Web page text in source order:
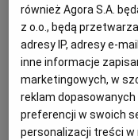
AGD CANDY KUCHNIA
również Agora S.A.
z o.o., będą
adresy IP, adresy e-
inne informacje
marketingowych, w
reklam
preferencji w swoich
personalizacji treści w